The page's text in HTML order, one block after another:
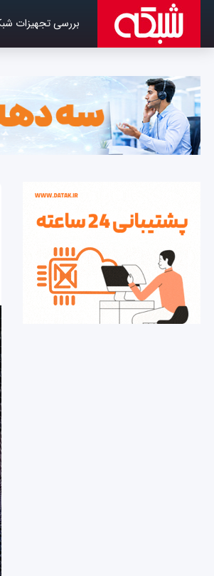
بررسی تجهیزات